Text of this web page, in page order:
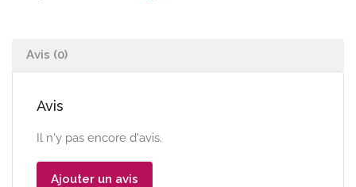
Avis (0)
Avis
Il n'y pas encore d'avis.
Ajouter un avis